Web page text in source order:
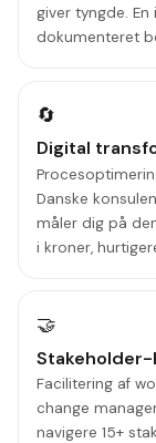
giver tyngde.
dokumenteret
🔄
Digital
Danske
måler dig på
i kroner,
🤝
Facilitering af
change
navigere 15+